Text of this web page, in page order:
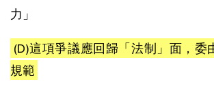
力」
(D)這項爭議應回歸「法制」面，委
規範